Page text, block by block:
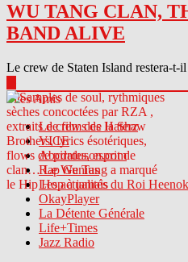
WU TANG CLAN,
BAND ALIVE
Le crew de Staten Island restera-t-
Sites Amis
Le crew des Haterz
VICE
Abcdrduson.com
Rap Genius
Les actualités du Roi Heenok
OkayPlayer
La Détente Générale
Life+Times
Jazz Radio